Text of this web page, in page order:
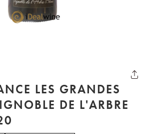
LES GRANDES
DE L'ARBRE